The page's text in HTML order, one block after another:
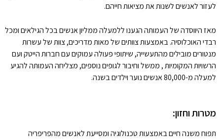
לעזור לאנשים לשנות את מציאות חייהם.
מאז היווסדה של העמותה הגענו ללמעלה ממליון אנשים בכל הגילאים ומכל
רבדי האוכלוסיה. באמצעות צוותים של מאות מדריכים, צוות של עשרות
מנטורים מובילים מהתעשייה, שיתופי פעולה עמוקים עם חברות הייטק ועם
הרשויות המקומיות , ממשל וחיבור לגופים נוספים, מצליחה העמותה להגיע
למעלה מ-80,000 אנשים נוער וילדים בשנה.
מטרות וחזון:
תפוח משנה חיים באמצעות טכנולוגיה ומסייעת לאנשים מהפריפריה